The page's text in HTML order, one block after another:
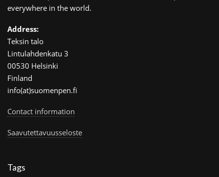
everywhere in the world.
Address:
Teksin talo
Lintulahdenkatu 3
00530 Helsinki
Finland
info(at)suomenpen.fi
Contact information
Saavutettavuusseloste
Tags